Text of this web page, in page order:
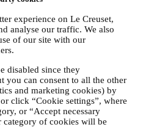
experience on Le Creuset,
analyse our traffic. We also
of our site with our
disabled since they
you can consent to all the other
and marketing cookies) by
click “Cookie settings”, where
or “Accept necessary
category of cookies will be
dedicadas a usuários
os nossos serviços, como
vários endereços de entrega,
Esta atividade de
pois permite-nos fornecer-lhe
E FORNECER
E ASSISTÊNCIA.
gerir o nosso relacionamento
de produtos no sitee/ou
do seu uso do site, qualquer
ou a sua participação nos